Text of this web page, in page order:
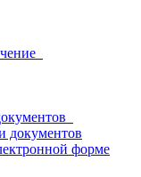
документов
форме